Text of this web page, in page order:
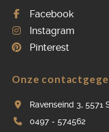
Facebook
Instagram
Pinterest
Onze
Ravenseind 3, 5571
0497 - 574562